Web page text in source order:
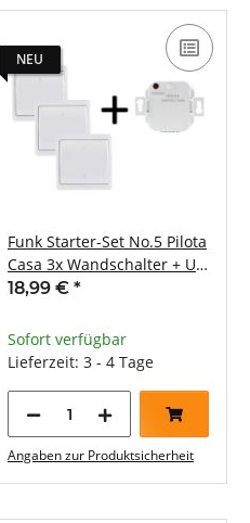
NEU
Funk Starter-Set No.5 Pilota
Casa 3x Wandschalter + UP
Empfänger
18,99 € *
Sofort verfügbar
Lieferzeit: 3 - 4 Tage
Angaben zur Produktsicherheit